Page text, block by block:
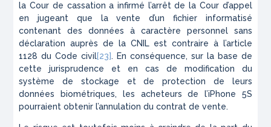
la Cour de cassation a infirmé l’arrêt de la Cour d’appel
en jugeant que la vente d’un fichier informatisé
contenant des données à caractère personnel sans
déclaration auprès de la CNIL est contraire à l’article
1128 du Code civil[23]. En conséquence, sur la base de
cette jurisprudence et en cas de modification du
système de stockage et de protection de leurs
données biométriques, les acheteurs de l’iPhone 5S
pourraient obtenir l’annulation du contrat de vente.